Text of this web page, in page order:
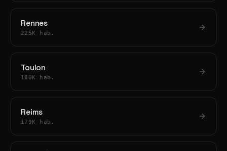
Rennes
225K hab.
Toulon
180K hab.
Reims
179K hab.